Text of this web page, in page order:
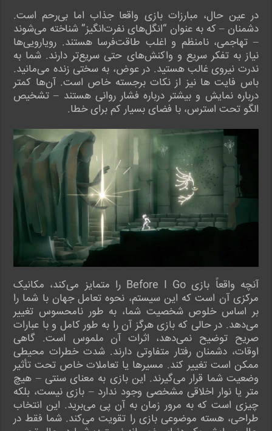
در عین حال، مبارزات بازی واقعا جذاب اما بی‌رحم است.
دشمنان – که به عنوان “انگل‌های نفرت‌انگیز” شناخته می‌شوند
– تهاجمی، نامنظم و اغلب طاقت‌فرسا هستند. رویارویی‌ها
نیاز به تفکر سریع و واکنش‌های حتی سریع‌تر دارند. شما به
ندرت نیروی غالب هستید. در عوض، به سختی زنده می‌مانید.
باس فایت ها نیز از نکات برجسته خاص است. آن‌ها کمتر
درباره نمایش و بیشتر درباره فشار روانی هستند – تشخیص
الگو تحت استرس، با فضای بسیار کم برای خطا.
آنچه واقعاً بازی Before I Go را متمایز می‌کند، مکانیک
مرکزی آن است که این سیستم، نحوه تعامل جهان با شما را
بر اساس خلوص شخصیت شما، به طور نامحسوس تغییر
می‌دهد. در حالی که بازی هرگز آن را به طور کامل و با عبارات
صریح توضیح نمی‌دهد، اثرات آن ملموس است. گاهی
اوقات، دشمنان رفتار متفاوتی دارند. شدت خطرات محیطی
ممکن است تغییر کند. مسیرها یا تعاملات خاص تحت تأثیر
وضعیت شما قرار می‌گیرند. این بازی به معنای سنتی – هیچ
متر یا نوار اخلاقی مشخصی وجود ندارد – بازی نیست، بلکه
چیزی است که به مرور زمان به آن پی می‌برید. این انتخاب
طراحی، هسته موضوعی بازی را تقویت می‌کند. شما فقط در